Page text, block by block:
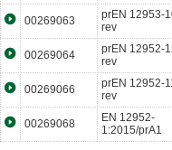
00269063
prEN 12953-
rev
00269064
prEN 12952-
rev
00269066
prEN 12952-
rev
00269068
EN 12952-
1:2015/prA1